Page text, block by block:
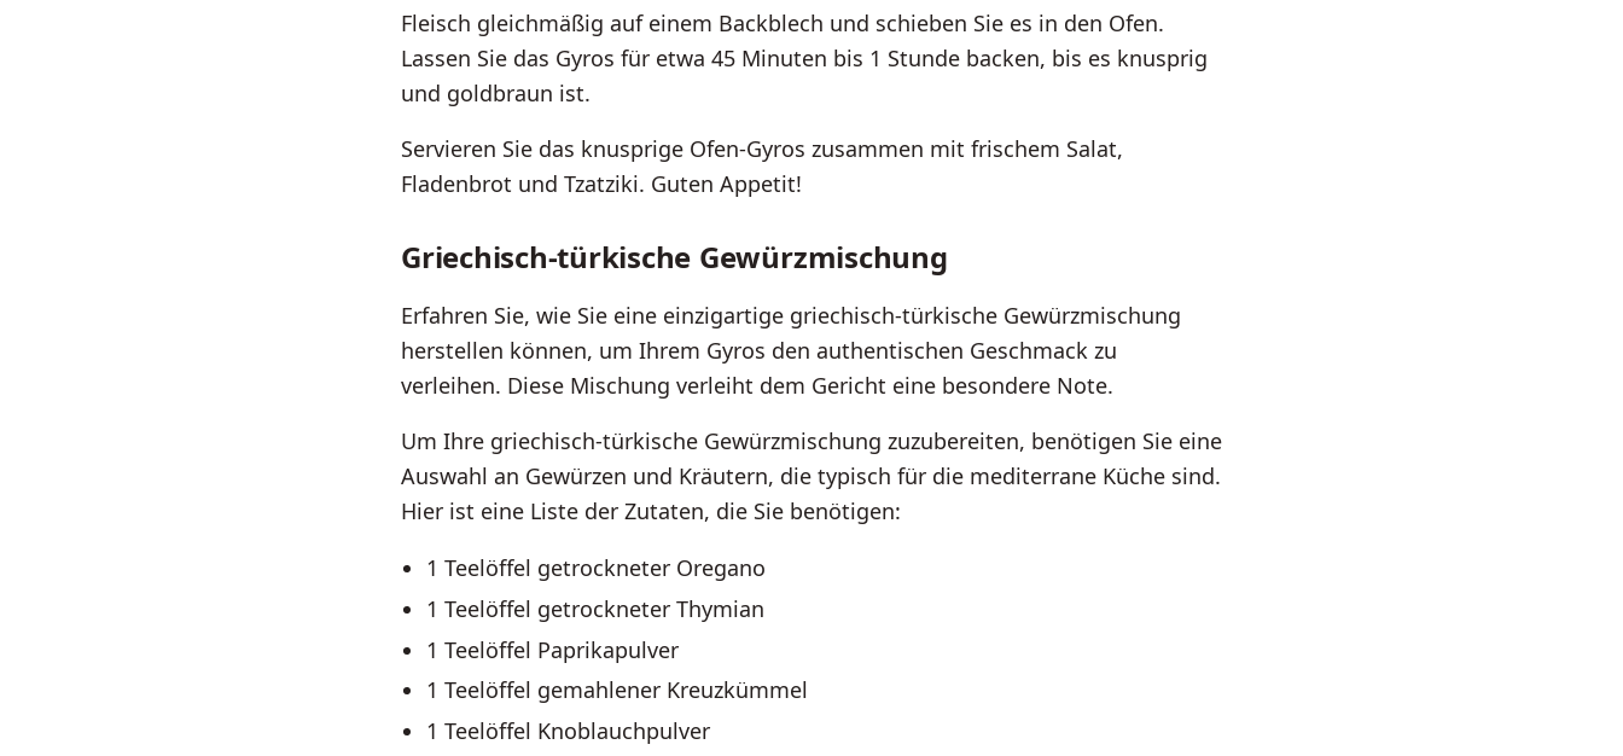
Fleisch gleichmäßig auf einem Backblech und schieben Sie es in den Ofen.
Lassen Sie das Gyros für etwa 45 Minuten bis 1 Stunde backen, bis es knusprig
und goldbraun ist.
Servieren Sie das knusprige Ofen-Gyros zusammen mit frischem Salat,
Fladenbrot und Tzatziki. Guten Appetit!
Griechisch-türkische Gewürzmischung
Erfahren Sie, wie Sie eine einzigartige griechisch-türkische Gewürzmischung
herstellen können, um Ihrem Gyros den authentischen Geschmack zu
verleihen. Diese Mischung verleiht dem Gericht eine besondere Note.
Um Ihre griechisch-türkische Gewürzmischung zuzubereiten, benötigen Sie eine
Auswahl an Gewürzen und Kräutern, die typisch für die mediterrane Küche sind.
Hier ist eine Liste der Zutaten, die Sie benötigen:
1 Teelöffel getrockneter Oregano
1 Teelöffel getrockneter Thymian
1 Teelöffel Paprikapulver
1 Teelöffel gemahlener Kreuzkümmel
1 Teelöffel Knoblauchpulver